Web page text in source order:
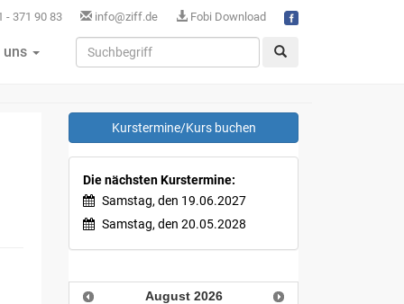
- 371 90 83 info@ziff.de Fobi Download
Kurstermine/Kurs buchen
Die nächsten Kurstermine:
Samstag, den 19.06.2027
Samstag, den 20.05.2028
August 2026